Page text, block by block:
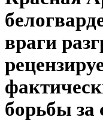
враги
борьбы за